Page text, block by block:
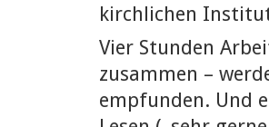
kirchlichen
Vier Stunden
zusammen –
empfunden. Und